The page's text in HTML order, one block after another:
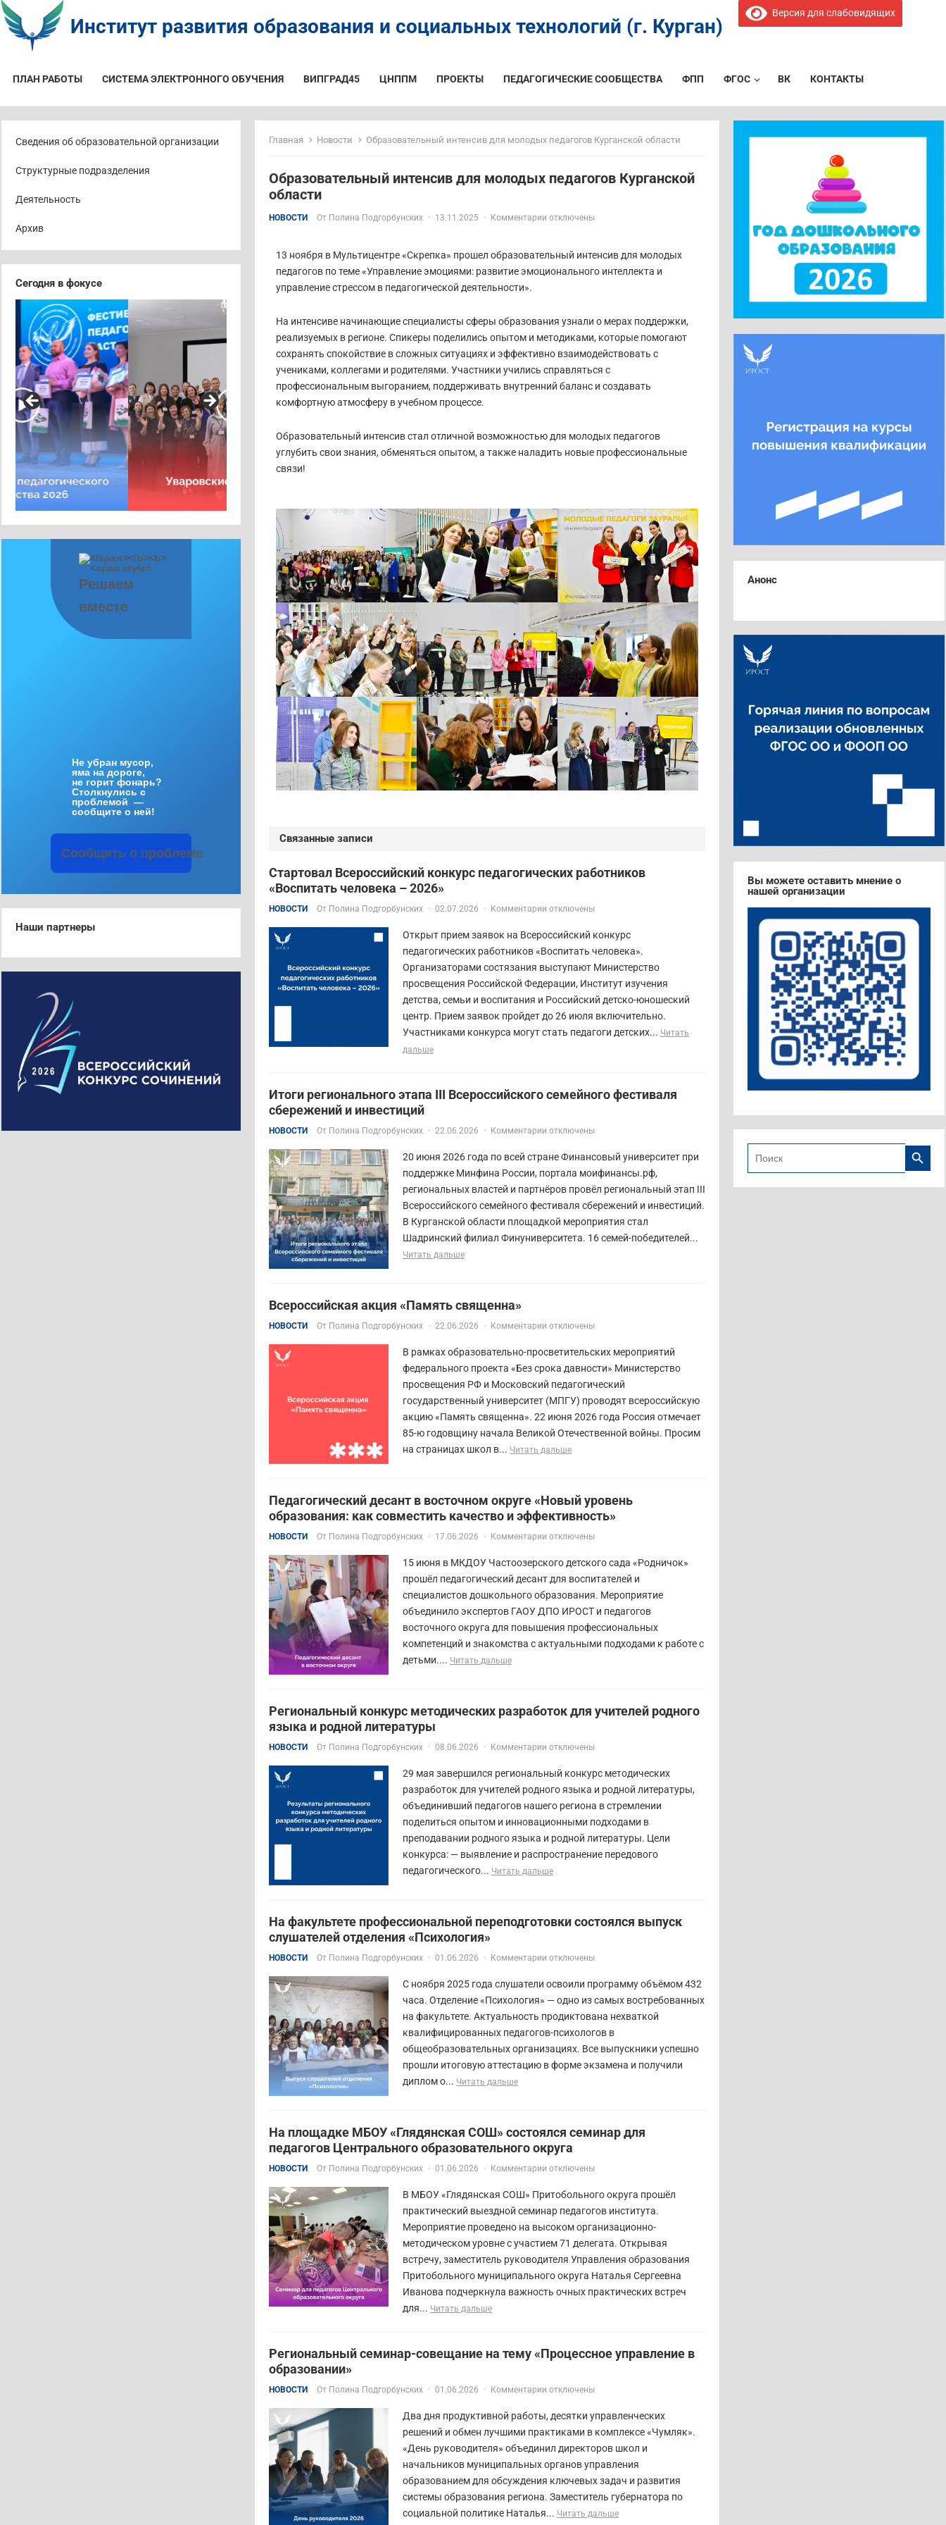
Институт развития образования и социальных технологий (г. Курган)
ПЛАН РАБОТЫ СИСТЕМА ЭЛЕКТРОННОГО ОБУЧЕНИЯ ВИПГРАД45 ЦНППМ ПРОЕКТЫ ПЕДАГОГИЧЕСКИЕ СООБЩЕСТВА ФПП ФГОС ВК КОНТАКТЫ
Версия для слабовидящих
Сведения об образовательной организации
Структурные подразделения
Деятельность
Архив
Сегодня в фокусе
Решаем
вместе
Не убран мусор,
яма на дороге,
не горит фонарь?
Столкнулись с
проблемой —
сообщите о ней!
Сообщить о проблеме
Наши партнеры
Главная Новости Образовательный интенсив для молодых педагогов Курганской области
Образовательный интенсив для молодых педагогов Курганской
области
НОВОСТИ От Полина Подгорбунских · 13.11.2025 · Комментарии отключены
13 ноября в Мультицентре «Скрепка» прошел образовательный интенсив для молодых
педагогов по теме «Управление эмоциями: развитие эмоционального интеллекта и
управление стрессом в педагогической деятельности».
На интенсиве начинающие специалисты сферы образования узнали о мерах поддержки,
реализуемых в регионе. Спикеры поделились опытом и методиками, которые помогают
сохранять спокойствие в сложных ситуациях и эффективно взаимодействовать с
учениками, коллегами и родителями. Участники учились справляться с
профессиональным выгоранием, поддерживать внутренний баланс и создавать
комфортную атмосферу в учебном процессе.
Образовательный интенсив стал отличной возможностью для молодых педагогов
углубить свои знания, обменяться опытом, а также наладить новые профессиональные
связи!
Связанные записи
Стартовал Всероссийский конкурс педагогических работников
«Воспитать человека – 2026»
НОВОСТИ От Полина Подгорбунских · 02.07.2026 · Комментарии отключены
Открыт прием заявок на Всероссийский конкурс
педагогических работников «Воспитать человека».
Организаторами состязания выступают Министерство
просвещения Российской Федерации, Институт изучения
детства, семьи и воспитания и Российский детско-юношеский
центр. Прием заявок пройдет до 26 июля включительно.
Участниками конкурса могут стать педагоги детских... Читать
дальше
Итоги регионального этапа III Всероссийского семейного фестиваля
сбережений и инвестиций
НОВОСТИ От Полина Подгорбунских · 22.06.2026 · Комментарии отключены
20 июня 2026 года по всей стране Финансовый университет при
поддержке Минфина России, портала моифинансы.рф,
региональных властей и партнёров провёл региональный этап III
Всероссийского семейного фестиваля сбережений и инвестиций.
В Курганской области площадкой мероприятия стал
Шадринский филиал Финуниверситета. 16 семей-победителей...
Читать дальше
Всероссийская акция «Память священна»
НОВОСТИ От Полина Подгорбунских · 22.06.2026 · Комментарии отключены
В рамках образовательно-просветительских мероприятий
федерального проекта «Без срока давности» Министерство
просвещения РФ и Московский педагогический
государственный университет (МПГУ) проводят всероссийскую
акцию «Память священна». 22 июня 2026 года Россия отмечает
85-ю годовщину начала Великой Отечественной войны. Просим
на страницах школ в... Читать дальше
Педагогический десант в восточном округе «Новый уровень
образования: как совместить качество и эффективность»
НОВОСТИ От Полина Подгорбунских · 17.06.2026 · Комментарии отключены
15 июня в МКДОУ Частоозерского детского сада «Родничок»
прошёл педагогический десант для воспитателей и
специалистов дошкольного образования. Мероприятие
объединило экспертов ГАОУ ДПО ИРОСТ и педагогов
восточного округа для повышения профессиональных
компетенций и знакомства с актуальными подходами к работе с
детьми.... Читать дальше
Региональный конкурс методических разработок для учителей родного
языка и родной литературы
НОВОСТИ От Полина Подгорбунских · 08.06.2026 · Комментарии отключены
29 мая завершился региональный конкурс методических
разработок для учителей родного языка и родной литературы,
объединивший педагогов нашего региона в стремлении
поделиться опытом и инновационными подходами в
преподавании родного языка и родной литературы. Цели
конкурса: — выявление и распространение передового
педагогического... Читать дальше
На факультете профессиональной переподготовки состоялся выпуск
слушателей отделения «Психология»
НОВОСТИ От Полина Подгорбунских · 01.06.2026 · Комментарии отключены
С ноября 2025 года слушатели освоили программу объёмом 432
часа. Отделение «Психология» — одно из самых востребованных
на факультете. Актуальность продиктована нехваткой
квалифицированных педагогов-психологов в
общеобразовательных организациях. Все выпускники успешно
прошли итоговую аттестацию в форме экзамена и получили
диплом о... Читать дальше
На площадке МБОУ «Глядянская СОШ» состоялся семинар для
педагогов Центрального образовательного округа
НОВОСТИ От Полина Подгорбунских · 01.06.2026 · Комментарии отключены
В МБОУ «Глядянская СОШ» Притобольного округа прошёл
практический выездной семинар педагогов института.
Мероприятие проведено на высоком организационно-
методическом уровне с участием 71 делегата. Открывая
встречу, заместитель руководителя Управления образования
Притобольного муниципального округа Наталья Сергеевна
Иванова подчеркнула важность очных практических встреч
для... Читать дальше
Региональный семинар-совещание на тему «Процессное управление в
образовании»
НОВОСТИ От Полина Подгорбунских · 01.06.2026 · Комментарии отключены
Два дня продуктивной работы, десятки управленческих
решений и обмен лучшими практиками в комплексе «Чумляк».
«День руководителя» объединил директоров школ и
начальников муниципальных органов управления
образованием для обсуждения ключевых задач и развития
системы образования региона. Заместитель губернатора по
социальной политике Наталья... Читать дальше
Анонс
Вы можете оставить мнение о
нашей организации
Search
for:
Search